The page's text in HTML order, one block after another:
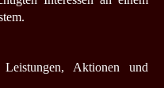
Aktionen und